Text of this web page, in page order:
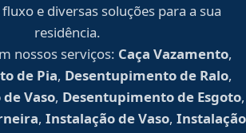
e diversas soluções para a sua
residência.
nossos serviços: Caça Vazamento,
de Pia, Desentupimento de Ralo,
Vaso, Desentupimento de Esgoto,
, Instalação de Vaso, Instalação